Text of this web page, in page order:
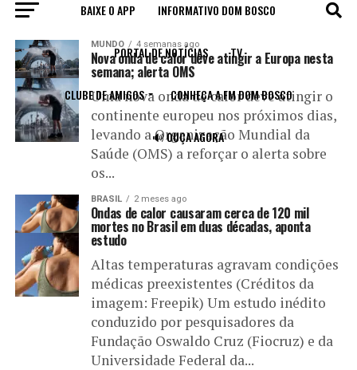
BAIXE O APP INFORMATIVO DOM BOSCO
PORTAL DE NOTÍCIAS TV
CLUBE DE AMIGOS CONHEÇA A FM DOM BOSCO
🔊 OUÇA AGORA
All posts tagged "ondas de calor"
MUNDO 4 semanas ago
Nova onda de calor deve atingir a Europa nesta
semana; alerta OMS
Uma nova onda de calor deve atingir o
continente europeu nos próximos dias,
levando a Organização Mundial da
Saúde (OMS) a reforçar o alerta sobre
os...
BRASIL 2 meses ago
Ondas de calor causaram cerca de 120 mil
mortes no Brasil em duas décadas, aponta
estudo
Altas temperaturas agravam condições
médicas preexistentes (Créditos da
imagem: Freepik) Um estudo inédito
conduzido por pesquisadores da
Fundação Oswaldo Cruz (Fiocruz) e da
Universidade Federal da...